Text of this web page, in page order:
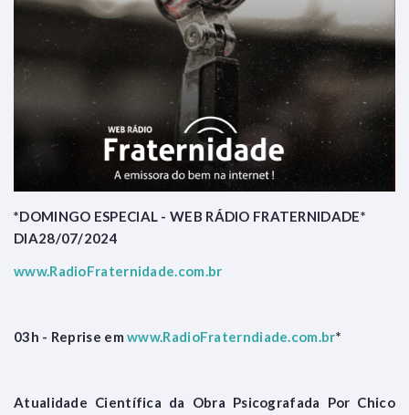
*DOMINGO ESPECIAL - WEB RÁDIO FRATERNIDADE*
DIA28/07/2024
www.RadioFraternidade.com.br
03h - Reprise emwww.RadioFraterndiade.com.br*
Atualidade Científica da Obra Psicografada Por Chico